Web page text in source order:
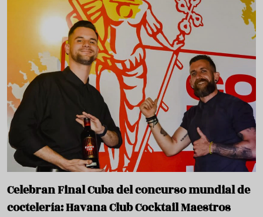
Celebran Final Cuba del concurso mundial de
coctelería: Havana Club Cocktail Maestros